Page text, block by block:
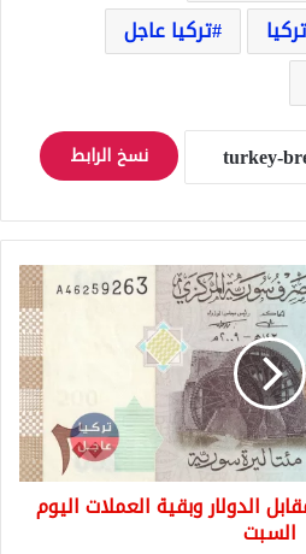
تركيا
تركيا عاجل
نسخ الرابط
الدولار وبقية العملات اليوم
السبت